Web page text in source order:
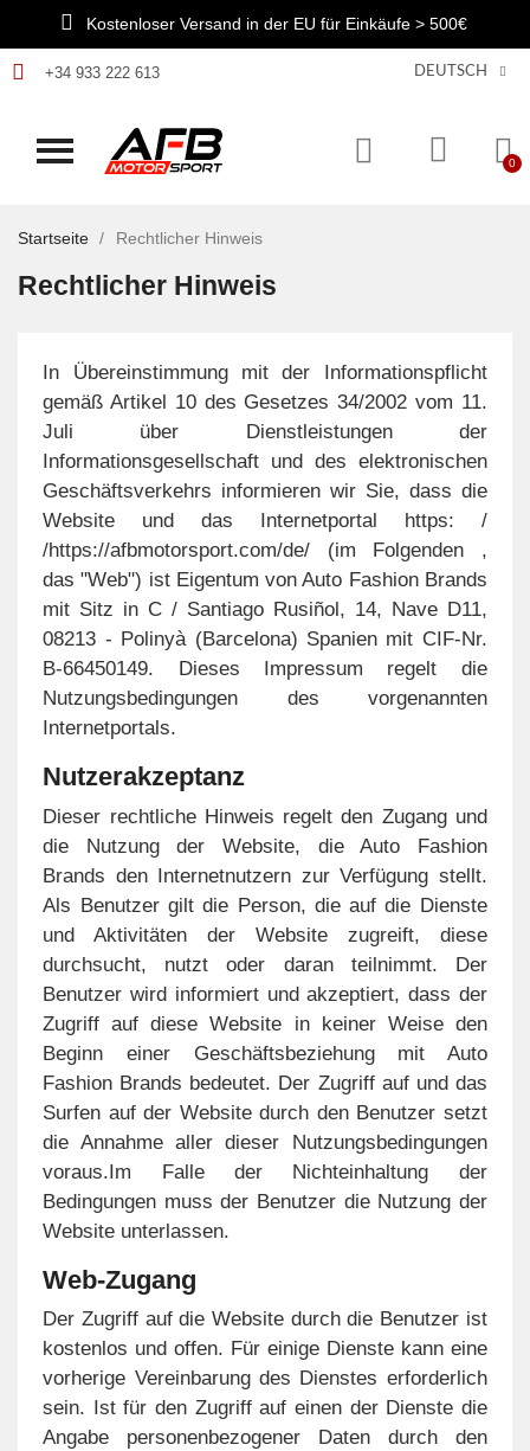
Kostenloser Versand in der EU für Einkäufe > 500€
+34 933 222 613 DEUTSCH
Startseite Rechtlicher Hinweis
Rechtlicher Hinweis
In Übereinstimmung mit der Informationspflicht
gemäß Artikel 10 des Gesetzes 34/2002 vom 11.
Juli über Dienstleistungen der
Informationsgesellschaft und des elektronischen
Geschäftsverkehrs informieren wir Sie, dass die
Website und das Internetportal https: /
/https://afbmotorsport.com/de/ (im Folgenden ,
das "Web") ist Eigentum von Auto Fashion Brands
mit Sitz in C / Santiago Rusiñol, 14, Nave D11,
08213 - Polinyà (Barcelona) Spanien mit CIF-Nr.
B-66450149. Dieses Impressum regelt die
Nutzungsbedingungen des vorgenannten
Internetportals.
Nutzerakzeptanz
Dieser rechtliche Hinweis regelt den Zugang und
die Nutzung der Website, die Auto Fashion
Brands den Internetnutzern zur Verfügung stellt.
Als Benutzer gilt die Person, die auf die Dienste
und Aktivitäten der Website zugreift, diese
durchsucht, nutzt oder daran teilnimmt. Der
Benutzer wird informiert und akzeptiert, dass der
Zugriff auf diese Website in keiner Weise den
Beginn einer Geschäftsbeziehung mit Auto
Fashion Brands bedeutet. Der Zugriff auf und das
Surfen auf der Website durch den Benutzer setzt
die Annahme aller dieser Nutzungsbedingungen
voraus.Im Falle der Nichteinhaltung der
Bedingungen muss der Benutzer die Nutzung der
Website unterlassen.
Web-Zugang
Der Zugriff auf die Website durch die Benutzer ist
kostenlos und offen. Für einige Dienste kann eine
vorherige Vereinbarung des Dienstes erforderlich
sein. Ist für den Zugriff auf einen der Dienste die
Angabe personenbezogener Daten durch den